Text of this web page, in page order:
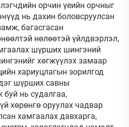
орчин үеийн орчныг
нь дахин боловсруулсан
багасгасан
нөлөөтэй үйлдвэрлэл,
шүрших шингэний
хөгжүүлэх замаар
хариуцлагын зорилгод
шүрших савны
буй нь судалгаа,
хөрөнгө оруулах чадвар
хамгаалах давхарга,